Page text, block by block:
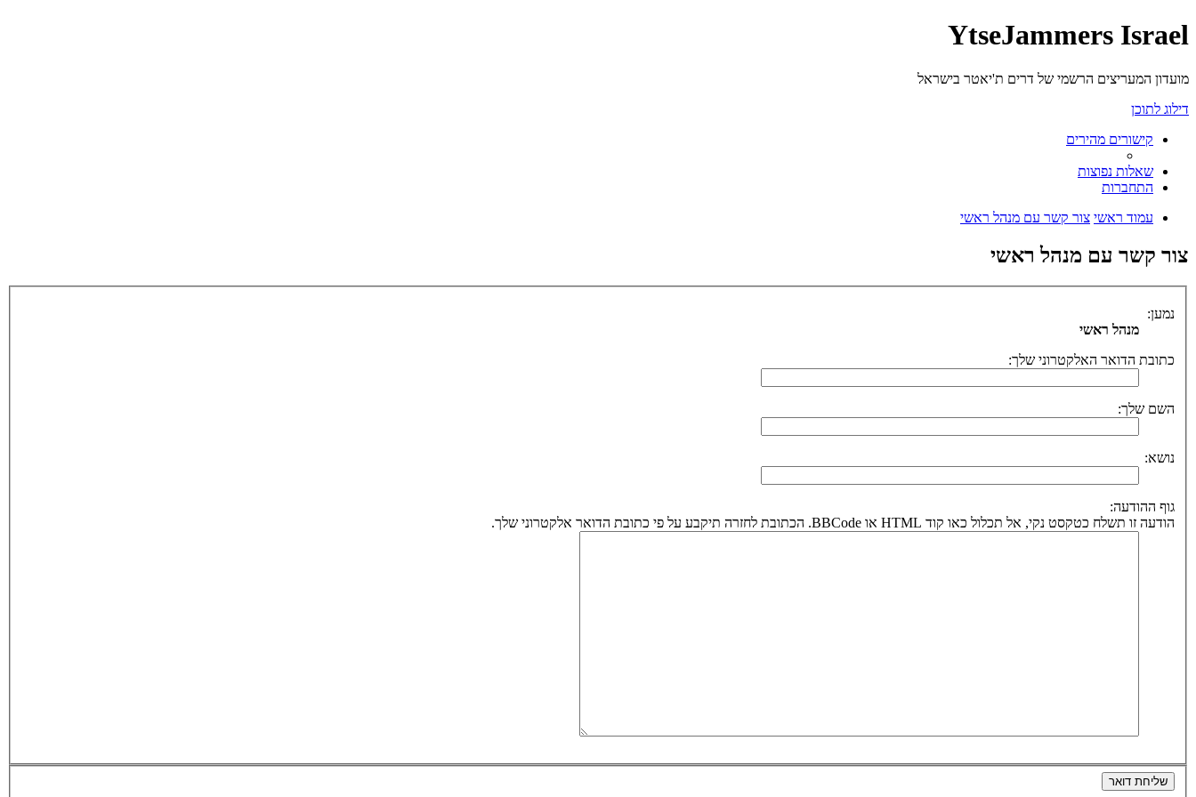
YtseJammers Israel
מועדון המעריצים הרשמי של דרים ת'יאטר בישראל
דילוג לתוכן
קישורים מהירים
שאלות נפוצות
התחברות
עמוד ראשי צור קשר עם מנהל ראשי
צור קשר עם מנהל ראשי
נמען:
מנהל ראשי
כתובת הדואר האלקטרוני שלך:
השם שלך:
נושא:
גוף ההודעה:
הודעה זו תשלח כטקסט נקי, אל תכלול כאו קוד HTML או BBCode. הכתובת לחזרה תיקבע על פי כתובת הדואר אלקטרוני שלך.